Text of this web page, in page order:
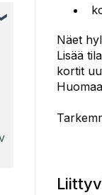
Näet
Lisää
kortit